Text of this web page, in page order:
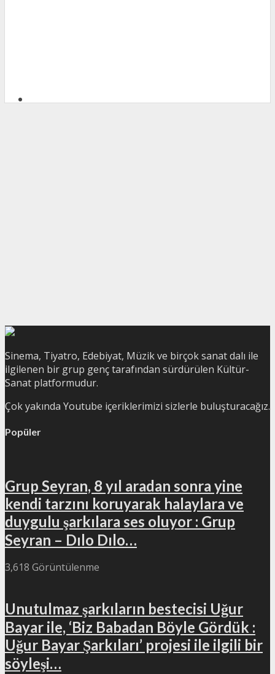
Sinema, Tiyatro, Edebiyat, Müzik ve birçok sanat dalı ile
ilgilenen bir grup genç tarafından sürdürülen Kültür-
Sanat platformudur.
Çok yakında Youtube içeriklerimizi sizlerle buluşturacağız.
Popüler
Grup Seyran, 8 yıl aradan sonra yine
kendi tarzını koruyarak halaylara ve
duygulu şarkılara ses oluyor : Grup
Seyran – Dılo Dılo…
3,618 Görüntülenme
Unutulmaz şarkıların bestecisi Uğur
Bayar ile, ‘Biz Babadan Böyle Gördük :
Uğur Bayar Şarkıları’ projesi ile ilgili bir
söyleşi…